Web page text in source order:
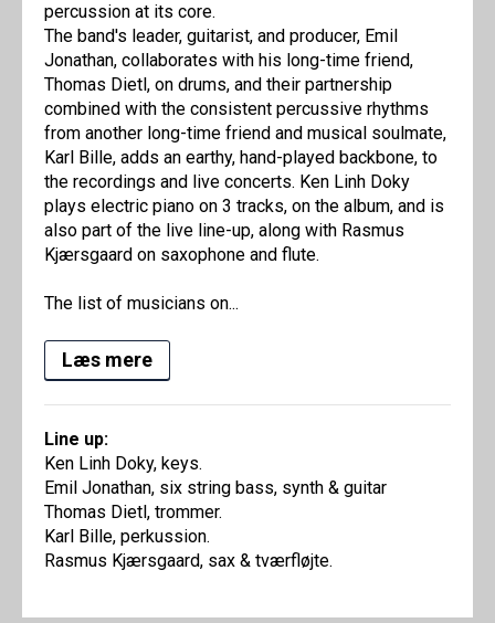
percussion at its core.
The band's leader, guitarist, and producer, Emil
Jonathan, collaborates with his long-time friend,
Thomas Dietl, on drums, and their partnership
combined with the consistent percussive rhythms
from another long-time friend and musical soulmate,
Karl Bille, adds an earthy, hand-played backbone, to
the recordings and live concerts. Ken Linh Doky
plays electric piano on 3 tracks, on the album, and is
also part of the live line-up, along with Rasmus
Kjærsgaard on saxophone and flute.
The list of musicians on...
Læs mere
Line up:
Ken Linh Doky, keys.
Emil Jonathan, six string bass, synth & guitar
Thomas Dietl, trommer.
Karl Bille, perkussion.
Rasmus Kjærsgaard, sax & tværfløjte.